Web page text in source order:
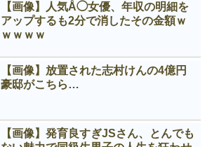
【画像】人気Å◯女優、年収の明細を
アップするも2分で消したその金額ｗ
ｗｗｗｗ
【画像】放置された志村けんの4億円
豪邸がこちら…
【画像】発育良すぎJSさん、とんでも